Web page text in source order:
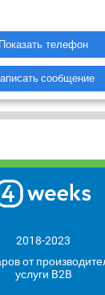
Показать телефон
сообщение
2018-2023
от
услуги B2B